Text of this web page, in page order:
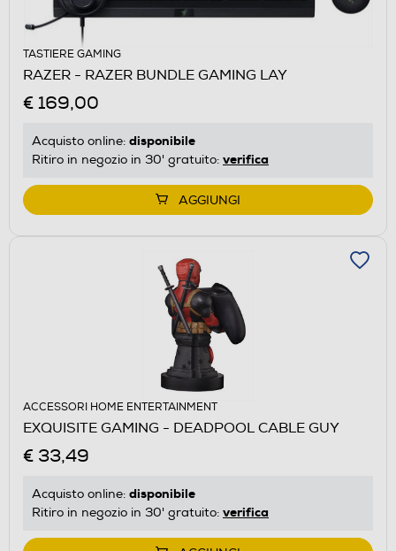
TASTIERE GAMING
RAZER - RAZER BUNDLE GAMING LAY
€ 169,00
Acquisto online: disponibile
Ritiro in negozio in 30' gratuito: verifica
AGGIUNGI
ACCESSORI HOME ENTERTAINMENT
EXQUISITE GAMING - DEADPOOL CABLE GUY
€ 33,49
Acquisto online: disponibile
Ritiro in negozio in 30' gratuito: verifica